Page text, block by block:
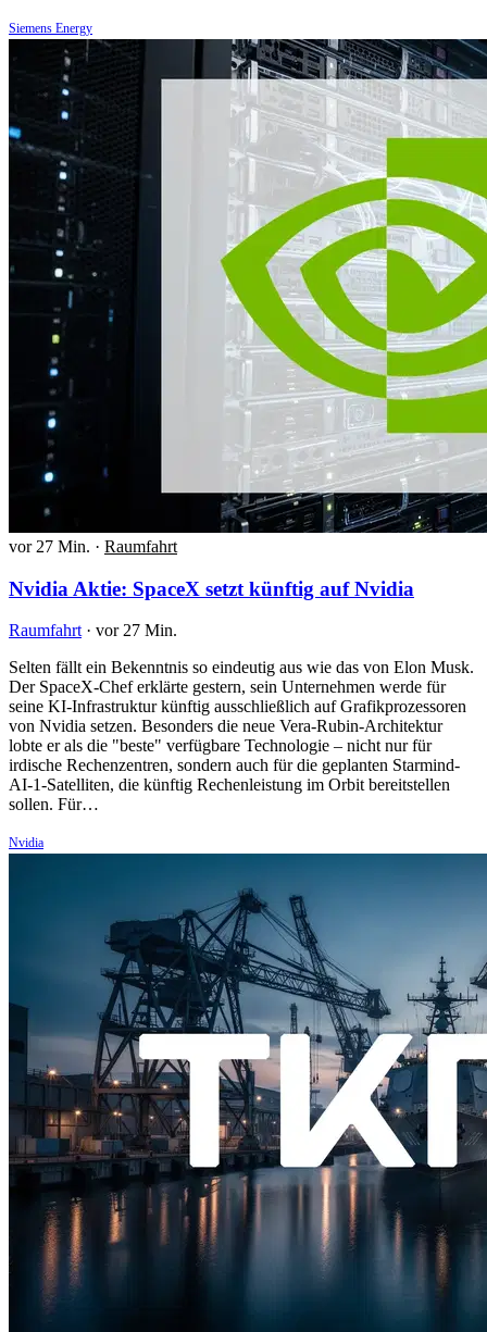
Siemens Energy
vor 27 Min. · Raumfahrt
Nvidia Aktie: SpaceX setzt künftig auf Nvidia
Raumfahrt · vor 27 Min.
Selten fällt ein Bekenntnis so eindeutig aus wie das von Elon Musk.
Der SpaceX-Chef erklärte gestern, sein Unternehmen werde für
seine KI-Infrastruktur künftig ausschließlich auf Grafikprozessoren
von Nvidia setzen. Besonders die neue Vera-Rubin-Architektur
lobte er als die "beste" verfügbare Technologie – nicht nur für
irdische Rechenzentren, sondern auch für die geplanten Starmind-
AI-1-Satelliten, die künftig Rechenleistung im Orbit bereitstellen
sollen. Für…
Nvidia